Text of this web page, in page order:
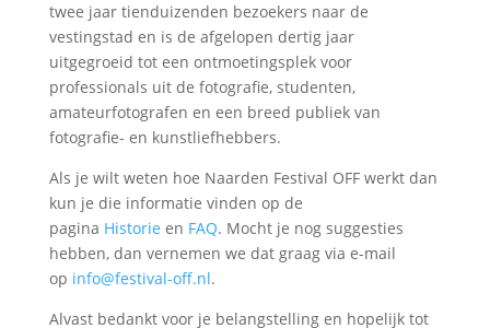
twee jaar tienduizenden bezoekers naar de
vestingstad en is de afgelopen dertig jaar
uitgegroeid tot een ontmoetingsplek voor
professionals uit de fotografie, studenten,
amateurfotografen en een breed publiek van
fotografie- en kunstliefhebbers.
Als je wilt weten hoe Naarden Festival OFF werkt dan
kun je die informatie vinden op de
pagina Historie en FAQ. Mocht je nog suggesties
hebben, dan vernemen we dat graag via e-mail
op info@festival-off.nl.
Alvast bedankt voor je belangstelling en hopelijk tot